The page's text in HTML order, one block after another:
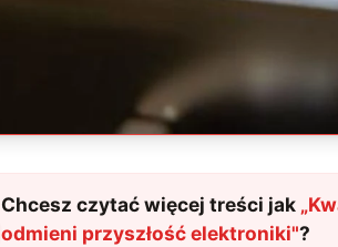
Chcesz czytać więcej treści jak „
odmieni przyszłość elektroniki"?